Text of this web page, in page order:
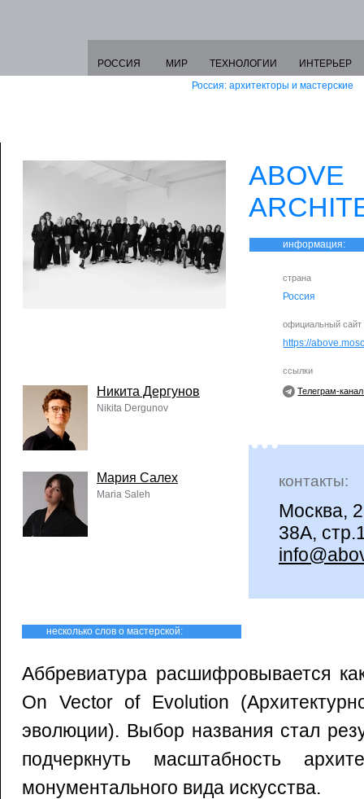
РОССИЯ МИР ТЕХНОЛОГИИ
ИНТЕРЬЕР
Россия: архитекторы и мастерские
Никита Дергунов
Nikita Dergunov
Мария Салех
Maria Saleh
ABOVE
информация:
страна
Россия
официальный сайт
https://
ссылки
Телеграм-
контакты:
Москва,
38А,
несколько слов о мастерской:
Aббревиатура расшифровывается
On Vector of Evolution
эволюции). Выбор названия стал
подчеркнуть масштабность
монументального вида искусства.